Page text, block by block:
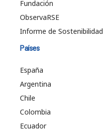
Fundación
ObservaRSE
Informe de Sostenibilidad
Países
España
Argentina
Chile
Colombia
Ecuador